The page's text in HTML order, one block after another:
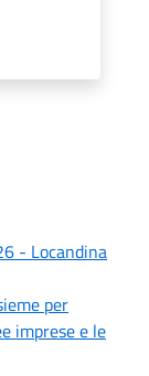
- Locandina
per
imprese e le